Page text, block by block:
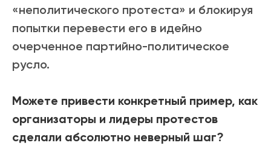
«неполитического протеста» и блокируя
попытки перевести его в идейно
очерченное партийно-политическое
русло.
Можете привести конкретный пример, как
организаторы и лидеры протестов
сделали абсолютно неверный шаг?